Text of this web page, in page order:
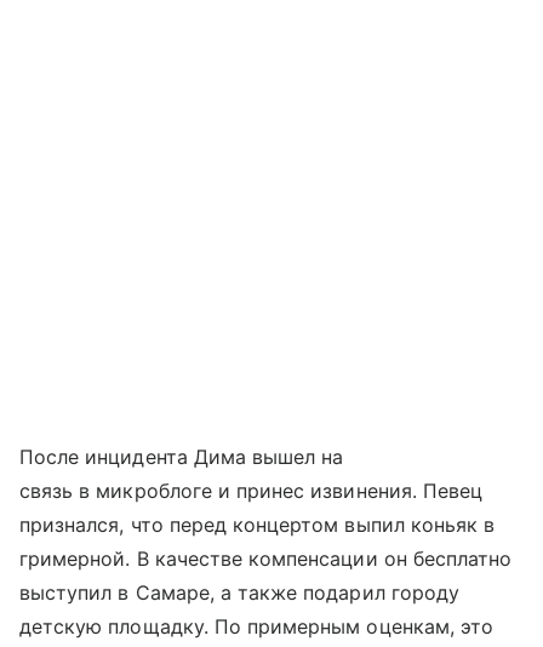
После инцидента Дима вышел на
связь в микроблоге и принес извинения. Певец
признался, что перед концертом выпил коньяк в
гримерной. В качестве компенсации он бесплатно
выступил в Самаре, а также подарил городу
детскую площадку. По примерным оценкам, это